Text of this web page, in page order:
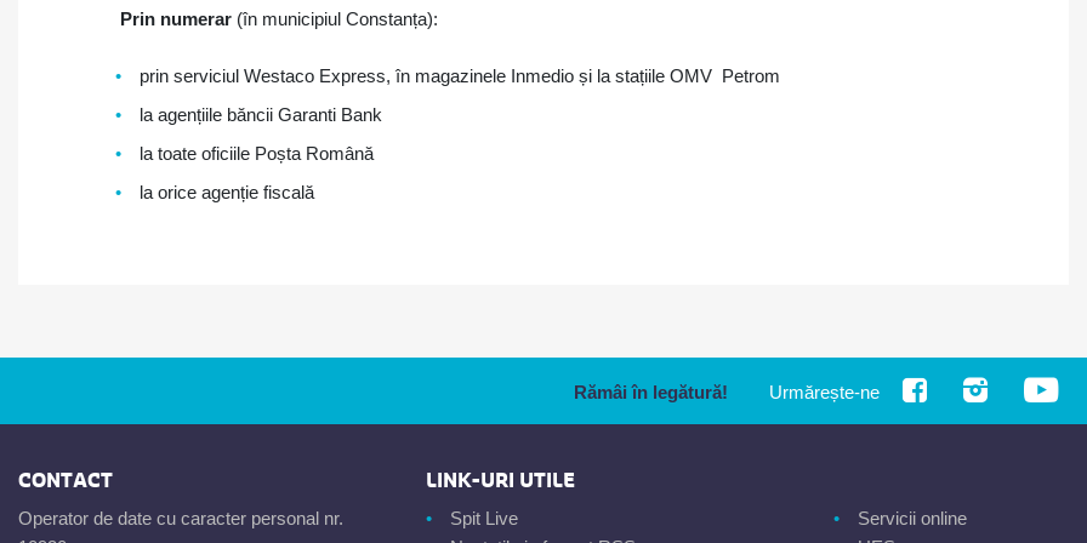
Prin numerar (în municipiul Constanța):
prin serviciul Westaco Express, în magazinele Inmedio și la stațiile OMV Petrom
la agențiile băncii Garanti Bank
la toate oficiile Poșta Română
la orice agenție fiscală
Rămâi în legătură! Urmărește-ne
CONTACT
Operator de date cu caracter personal nr.
LINK-URI UTILE
Spit Live
Servicii online